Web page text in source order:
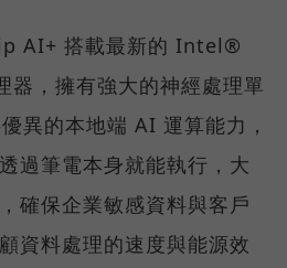
AI+ 搭載最新的 Intel®
，擁有強大的神經處理單
異的本地端 AI 運算能力，
過筆電本身就能執行，大
確保企業敏感資料與客戶
資料處理的速度與能源效